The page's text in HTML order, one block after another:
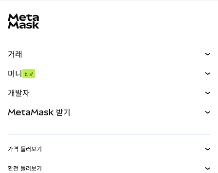
거래
무기한 선물
실물자산
머니 신규
개발자
MetaMask 받기
가격 둘러보기
환전 둘러보기